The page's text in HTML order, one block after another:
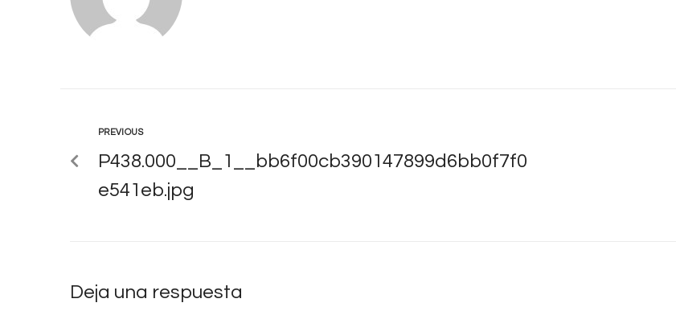
PREVIOUS
P438.000__B_1__bb6f00cb390147899d6bb0f7f0
e541eb.jpg
Deja una respuesta